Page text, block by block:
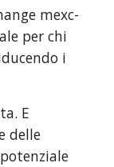
mexc-
per chi
i
E
delle